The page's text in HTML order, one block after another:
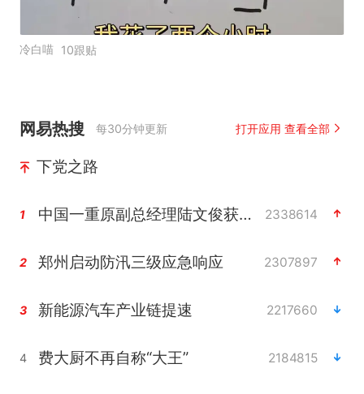
冷白喵 10跟贴
网易热搜 每30分钟更新 打开应用 查看全部
下党之路
1 中国一重原副总经理陆文俊获刑15年 2338614
2 郑州启动防汛三级应急响应 2307897
3 新能源汽车产业链提速 2217660
4 费大厨不再自称“大王” 2184815